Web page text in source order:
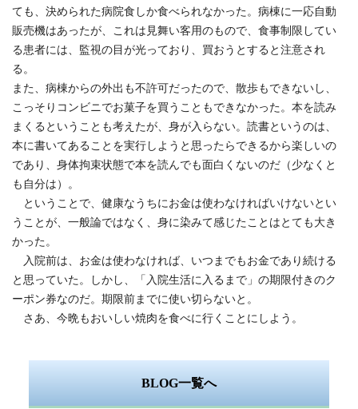
ても、決められた病院食しか食べられなかった。病棟に一応自動
販売機はあったが、これは見舞い客用のもので、食事制限してい
る患者には、監視の目が光っており、買おうとすると注意され
る。
また、病棟からの外出も不許可だったので、散歩もできないし、
こっそりコンビニでお菓子を買うこともできなかった。本を読み
まくるということも考えたが、身が入らない。読書というのは、
本に書いてあることを実行しようと思ったらできるから楽しいの
であり、身体拘束状態で本を読んでも面白くないのだ（少なくと
も自分は）。
ということで、健康なうちにお金は使わなければいけないとい
うことが、一般論ではなく、身に染みて感じたことはとても大き
かった。
入院前は、お金は使わなければ、いつまでもお金であり続ける
と思っていた。しかし、「入院生活に入るまで」の期限付きのク
ーポン券なのだ。期限前までに使い切らないと。
さあ、今晩もおいしい焼肉を食べに行くことにしよう。
BLOG一覧へ